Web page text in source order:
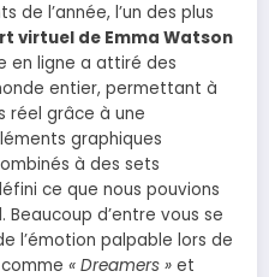
de l’année, l’un des plus
virtuel de Emma Watson
en ligne a attiré des
entier, permettant à
réel grâce à une
graphiques
à des sets
ce que nous pouvions
d’entre vous se
l’émotion palpable lors de
« Dreamers » et